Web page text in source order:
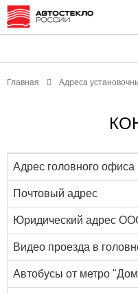
Главная Адреса
Адрес головного офиса
Почтовый адрес
Юридический адрес
Видео проезда в
Автобусы от метро